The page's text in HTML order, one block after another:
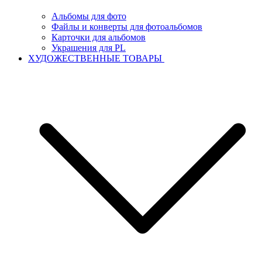
Альбомы для фото
Файлы и конверты для фотоальбомов
Карточки для альбомов
Украшения для PL
ХУДОЖЕСТВЕННЫЕ ТОВАРЫ